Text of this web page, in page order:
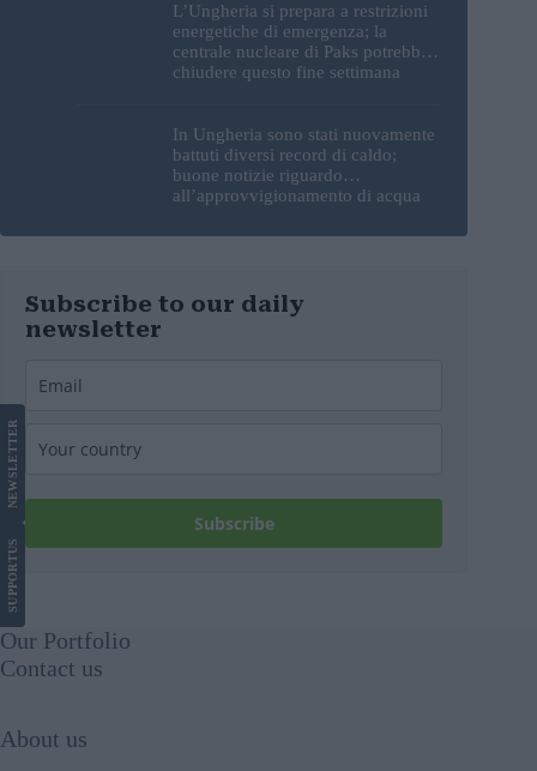
L’Ungheria si prepara a restrizioni
energetiche di emergenza; la
centrale nucleare di Paks potrebbe
chiudere questo fine settimana
In Ungheria sono stati nuovamente
battuti diversi record di caldo;
buone notizie riguardo
all’approvvigionamento di acqua
Subscribe to our daily
newsletter
Subscribe
SUPPORT
US
NEWS
LETTER
Our Portfolio
Contact us
About us